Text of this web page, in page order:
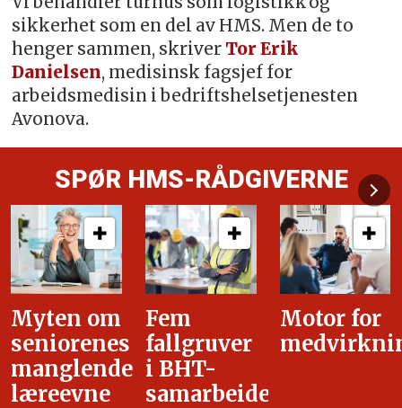
sikkerhet som en del av HMS. Men de to
henger sammen, skriver Tor Erik
Danielsen, medisinsk fagsjef for
arbeidsmedisin i bedriftshelsetjenesten
Avonova.
SPØR HMS-RÅDGIVERNE
Fem
fallgruver
i BHT-
samarbeidet
Motor for
medvirkning
i